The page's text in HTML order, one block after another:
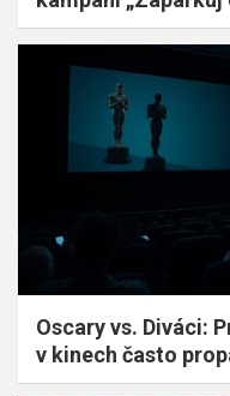
Oscary vs. Diváci:
v kinech často